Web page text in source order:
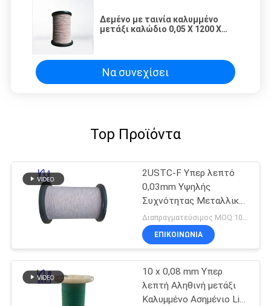
Δεμένο με ταινία καλυμμένο
μετάξι καλώδιο 0,05 X 1200 X
Να συνεχίσει
Top Προϊόντα
2USTC-F Υπερ λεπτό
0,03mm Υψηλής
Συχνότητας Μεταλλικό
Σύρμα Litz
Διαπραγματεύσιμος MOQ:10 κιλά
ΕΠΙΚΟΙΝΩΝΙΑ
10 x 0,08 mm Υπερ
λεπτή Αληθινή μετάξι
Καλυμμένο Ασημένιο Litz